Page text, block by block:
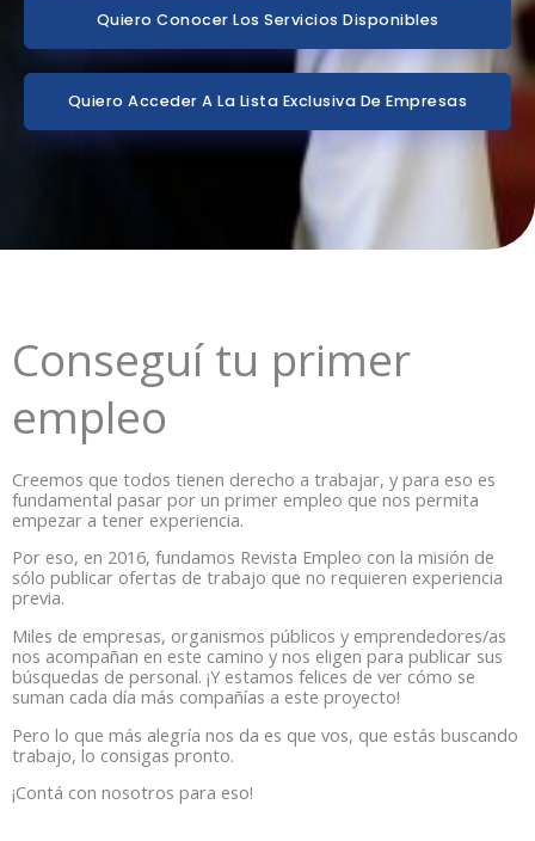
Quiero Conocer Los Servicios Disponibles
Quiero Acceder A La Lista Exclusiva De Empresas
Conseguí tu primer
empleo
Creemos que todos tienen derecho a trabajar, y para eso es
fundamental pasar por un primer empleo que nos permita
empezar a tener experiencia.
Por eso, en 2016, fundamos Revista Empleo con la misión de
sólo publicar ofertas de trabajo que no requieren experiencia
previa.
Miles de empresas, organismos públicos y emprendedores/as
nos acompañan en este camino y nos eligen para publicar sus
búsquedas de personal. ¡Y estamos felices de ver cómo se
suman cada día más compañías a este proyecto!
Pero lo que más alegría nos da es que vos, que estás buscando
trabajo, lo consigas pronto.
¡Contá con nosotros para eso!